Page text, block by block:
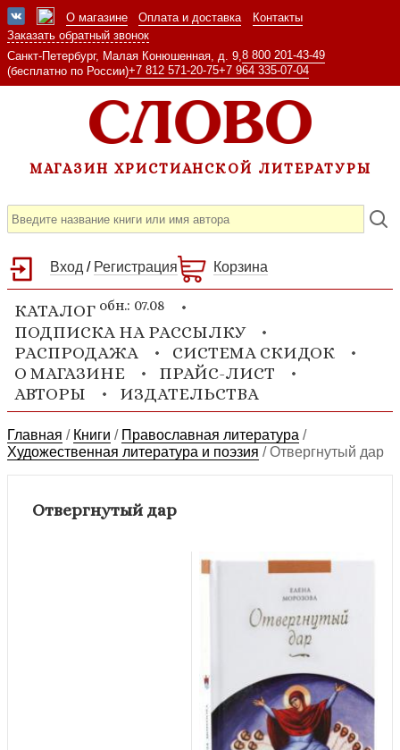
О магазине Оплата и доставка
Контакты
Заказать обратный звонок
Санкт-Петербург, Малая Конюшенная, д. 9, 8 800 201-43-49
(бесплатно по России)+7 812 571-20-75+7 964 335-07-04
МАГАЗИН ХРИСТИАНСКОЙ ЛИТЕРАТУРЫ
Вход / Регистрация Корзина
КАТАЛОГ обн.: 07.08
ПОДПИСКА НА РАССЫЛКУ
РАСПРОДАЖА
СИСТЕМА СКИДОК
О МАГАЗИНЕ
ПРАЙС-ЛИСТ
АВТОРЫ
ИЗДАТЕЛЬСТВА
Главная / Книги / Православная литература /
Художественная литература и поэзия /Отвергнутый дар
Отвергнутый дар